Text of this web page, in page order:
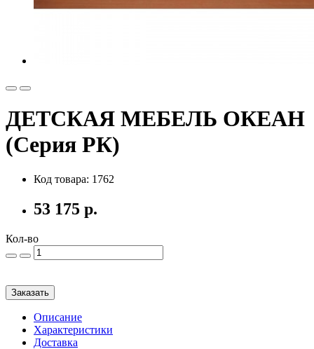
ДЕТСКАЯ МЕБЕЛЬ ОКЕАН
(Серия РК)
Код товара: 1762
53 175 р.
Кол-во
Заказать
Описание
Характеристики
Доставка